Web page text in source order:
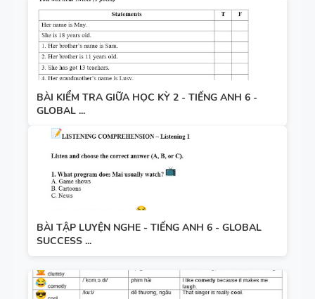
BÀI KIỂM TRA GIỮA HỌC KỲ 2 - TIẾNG ANH 6 -
GLOBAL ...
BÀI TẬP LUYỆN NGHE - TIẾNG ANH 6 - GLOBAL
SUCCESS ...